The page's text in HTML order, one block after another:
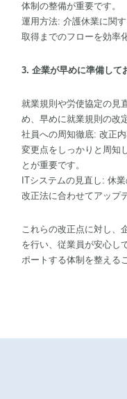
体制の整備が重要です。
運用方法: 介護休業に関
取得までのフローを効率
3. 企業が早めに準備して
就業規則や労使協定の見
め、早めに就業規則の改
社員への周知徹底: 改正
変更点をしっかりと周知
とが重要です。
ITシステムの見直し: 休
改正法に合わせてアップ
これらの改正点に対し、
を行い、従業員が安心し
ポートする体制を整える